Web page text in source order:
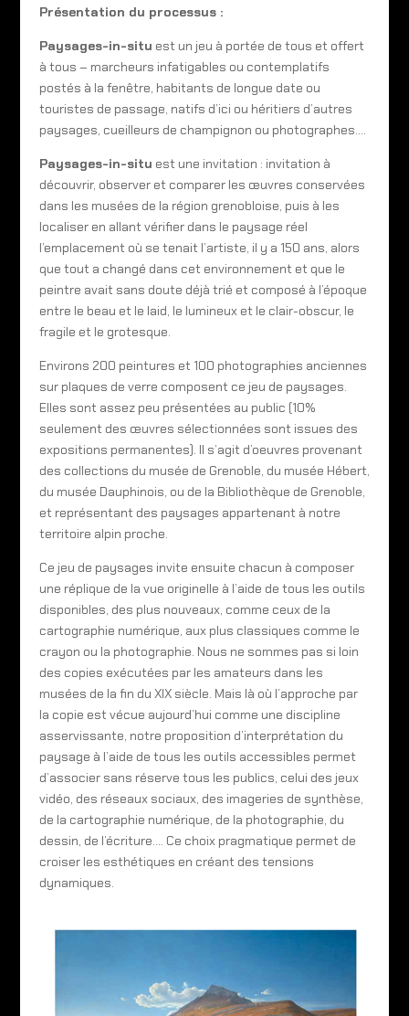
Présentation du processus :
Paysages-in-situ est un jeu à portée de tous et offert
à tous – marcheurs infatigables ou contemplatifs
postés à la fenêtre, habitants de longue date ou
touristes de passage, natifs d’ici ou héritiers d’autres
paysages, cueilleurs de champignon ou photographes….
Paysages-in-situ est une invitation : invitation à
découvrir, observer et comparer les œuvres conservées
dans les musées de la région grenobloise, puis à les
localiser en allant vérifier dans le paysage réel
l’emplacement où se tenait l’artiste, il y a 150 ans, alors
que tout a changé dans cet environnement et que le
peintre avait sans doute déjà trié et composé à l’époque
entre le beau et le laid, le lumineux et le clair-obscur, le
fragile et le grotesque.
Environs 200 peintures et 100 photographies anciennes
sur plaques de verre composent ce jeu de paysages.
Elles sont assez peu présentées au public (10%
seulement des œuvres sélectionnées sont issues des
expositions permanentes). Il s’agit d’oeuvres provenant
des collections du musée de Grenoble, du musée Hébert,
du musée Dauphinois, ou de la Bibliothèque de Grenoble,
et représentant des paysages appartenant à notre
territoire alpin proche.
Ce jeu de paysages invite ensuite chacun à composer
une réplique de la vue originelle à l’aide de tous les outils
disponibles, des plus nouveaux, comme ceux de la
cartographie numérique, aux plus classiques comme le
crayon ou la photographie. Nous ne sommes pas si loin
des copies exécutées par les amateurs dans les
musées de la fin du XIX siècle. Mais là où l’approche par
la copie est vécue aujourd’hui comme une discipline
asservissante, notre proposition d’interprétation du
paysage à l’aide de tous les outils accessibles permet
d’associer sans réserve tous les publics, celui des jeux
vidéo, des réseaux sociaux, des imageries de synthèse,
de la cartographie numérique, de la photographie, du
dessin, de l’écriture…. Ce choix pragmatique permet de
croiser les esthétiques en créant des tensions
dynamiques.